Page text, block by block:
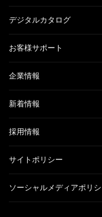
デジタルカタログ
お客様サポート
企業情報
新着情報
採用情報
サイトポリシー
ソーシャルメディアポリ